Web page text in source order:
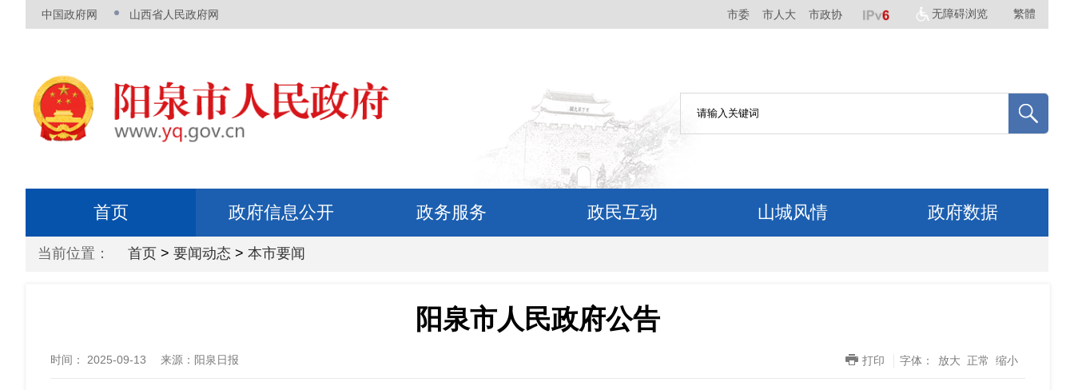
中国政府网 山西省人民政府网 市委 市人大 市政协 无障碍浏览 繁體
首页 政府信息公开 政务服务 政民互动 山城风情 政府数据
当前位置： 首页 > 要闻动态 > 本市要闻
阳泉市人民政府公告
时间： 2025-09-13 来源 ：阳泉日报 打印 字体： 放大 正常 缩小